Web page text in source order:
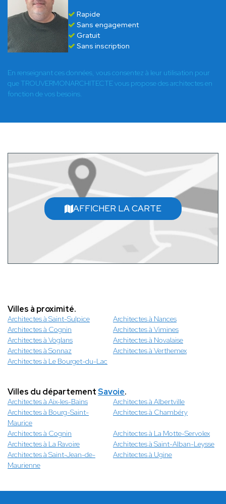
Rapide
Sans engagement
Gratuit
Sans inscription
En renseignant ces données, vous consentez à leur utilisation pour
que TROUVERMONARCHITECTE vous propose des architectes en
fonction de vos besoins.
AFFICHER LA CARTE
Villes à proximité.
Architectes à Saint-Sulpice
Architectes à Nances
Architectes à Cognin
Architectes à Vimines
Architectes à Voglans
Architectes à Novalaise
Architectes à Sonnaz
Architectes à Verthemex
Architectes à Le Bourget-du-Lac
Villes du départementSavoie.
Architectes à Aix-les-Bains
Architectes à Albertville
Architectes à Bourg-Saint-
Maurice
Architectes à Chambéry
Architectes à Cognin
Architectes à La Motte-Servolex
Architectes à La Ravoire
Architectes à Saint-Alban-Leysse
Architectes à Saint-Jean-de-
Maurienne
Architectes à Ugine